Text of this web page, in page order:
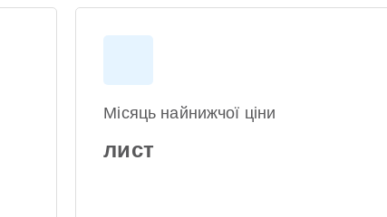
Місяць найнижчої ціни
лист